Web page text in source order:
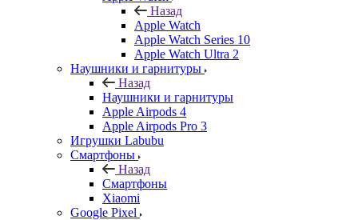
Назад
Apple Watch
Apple Watch Series 10
Apple Watch Ultra 2
Наушники и гарнитуры
Назад
Наушники и гарнитуры
Apple Airpods 4
Apple Airpods Pro 3
Игрушки Labubu
Смартфоны
Назад
Смартфоны
Xiaomi
Google Pixel